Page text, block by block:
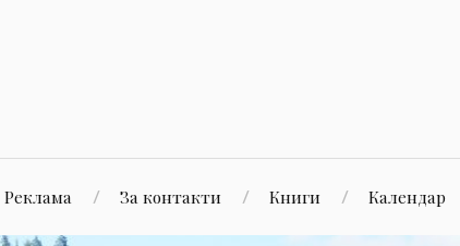
Реклама За контакти Книги Календар